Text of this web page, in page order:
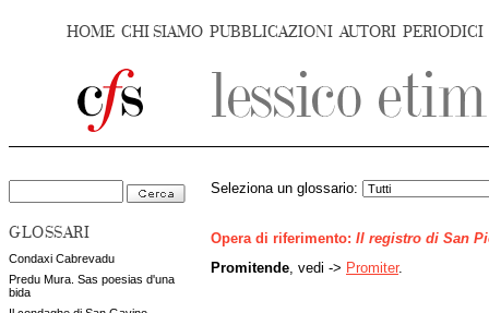
HOME CHI SIAMO PUBBLICAZIONI AUTORI PERIODICI
GLOSSARI
Condaxi Cabrevadu
Predu Mura. Sas poesias d'una
bida
Seleziona un glossario:
Opera di riferimento: Il registro di San
Promitende , vedi -> Promiter.